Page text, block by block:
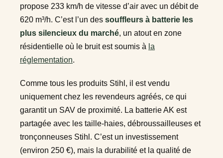
propose 233 km/h de vitesse d’air avec un débit de
620 m³/h. C’est l’un des souffleurs à batterie les
plus silencieux du marché, un atout en zone
résidentielle où le bruit est soumis à la
réglementation.
Comme tous les produits Stihl, il est vendu
uniquement chez les revendeurs agréés, ce qui
garantit un SAV de proximité. La batterie AK est
partagée avec les taille-haies, débroussailleuses et
tronçonneuses Stihl. C’est un investissement
(environ 250 €), mais la durabilité et la qualité de